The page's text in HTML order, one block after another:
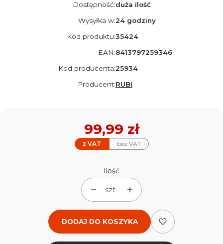
Dostępność:duża ilość
Wysyłka w:24 godziny
Kod produktu:35424
EAN:8413797259346
Kod producenta:25934
Producent:RUBI
z VAT bez VAT
Cena
99,99 zł
Ilość
szt
DODAJ DO KOSZYKA